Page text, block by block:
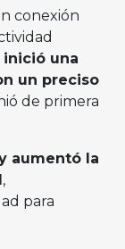
conexión
inició una
un preciso
de primera
aumentó la
,
para